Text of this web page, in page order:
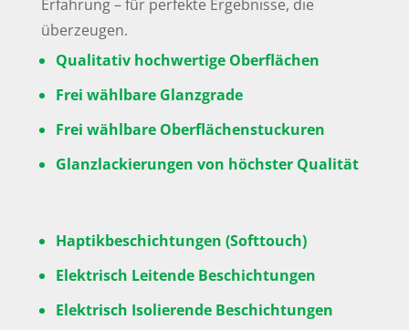
Erfahrung – für perfekte Ergebnisse, die
überzeugen.
Qualitativ hochwertige Oberflächen
Frei wählbare Glanzgrade
Frei wählbare Oberflächenstuckuren
Glanzlackierungen von höchster Qualität
Haptikbeschichtungen (Softtouch)
Elektrisch Leitende Beschichtungen
Elektrisch Isolierende Beschichtungen